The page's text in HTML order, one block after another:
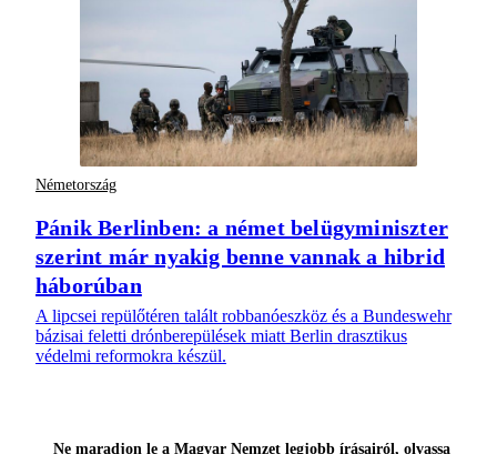
Németország
Pánik Berlinben: a német belügyminiszter
szerint már nyakig benne vannak a hibrid
háborúban
A lipcsei repülőtéren talált robbanóeszköz és a Bundeswehr
bázisai feletti drónberepülések miatt Berlin drasztikus
védelmi reformokra készül.
Ne maradjon le a Magyar Nemzet legjobb írásairól, olvassa